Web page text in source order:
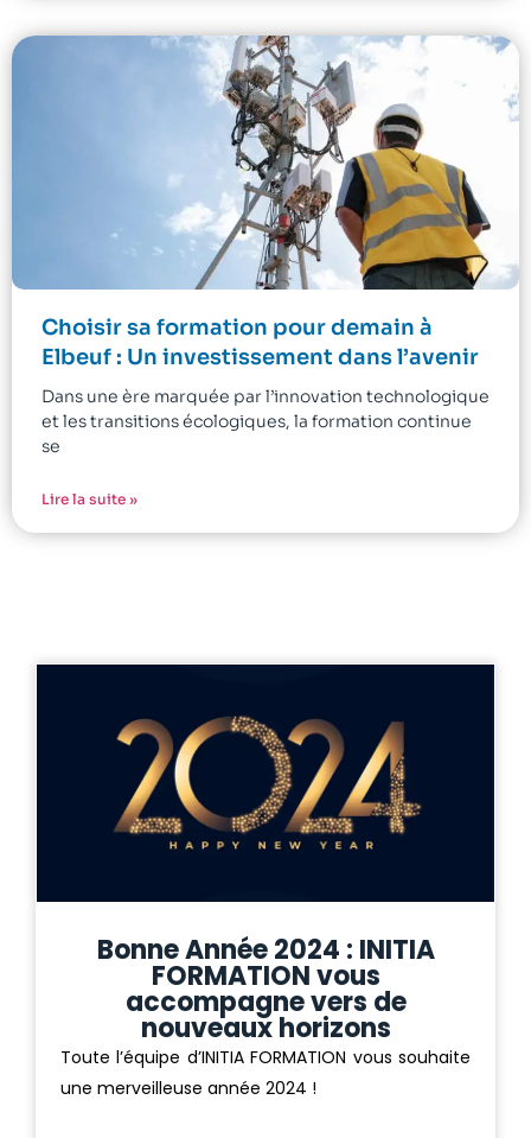
Choisir sa formation pour demain à
Elbeuf : Un investissement dans l’avenir
Dans une ère marquée par l’innovation technologique
et les transitions écologiques, la formation continue
se
Lire la suite »
Bonne Année 2024 : INITIA
FORMATION vous
accompagne vers de
nouveaux horizons
Toute l’équipe d’INITIA FORMATION vous souhaite
une merveilleuse année 2024 !